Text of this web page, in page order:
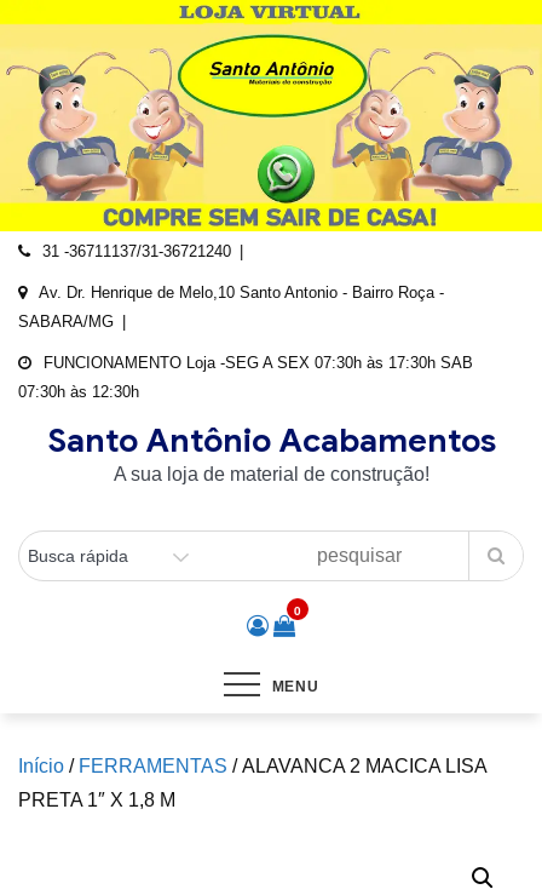
content
31 -36711137/31-36721240
Av. Dr. Henrique de Melo,10 Santo Antonio - Bairro Roça -
SABARA/MG
FUNCIONAMENTO Loja -SEG A SEX 07:30h às 17:30h SAB
07:30h às 12:30h
Santo Antônio Acabamentos
A sua loja de material de construção!
0
MENU
Início / FERRAMENTAS / ALAVANCA 2 MACICA LISA
PRETA 1″ X 1,8 M